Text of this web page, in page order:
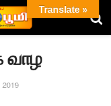
வாழ
Translate »